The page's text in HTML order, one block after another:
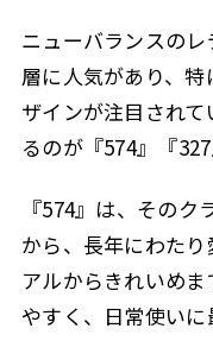
ニューバランスの
層に人気があり、
ザインが注目され
るのが『574』『
『574』は、その
から、長年にわた
アルからきれいめ
やすく、日常使いに